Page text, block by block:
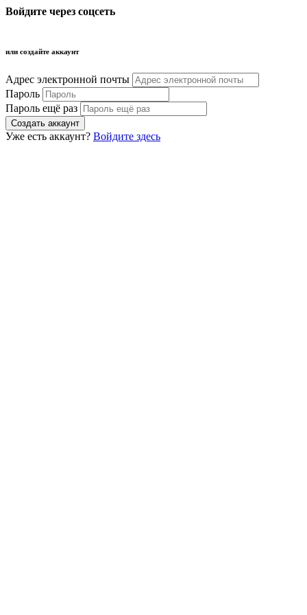
Войдите через соцсеть
или создайте аккаунт
Адрес электронной почты
Пароль
Пароль ещё раз
Уже есть аккаунт? Войдите здесь